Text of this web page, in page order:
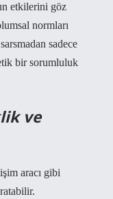
etkilerini göz
normları
sadece
bir sorumluluk
ve
aracı gibi